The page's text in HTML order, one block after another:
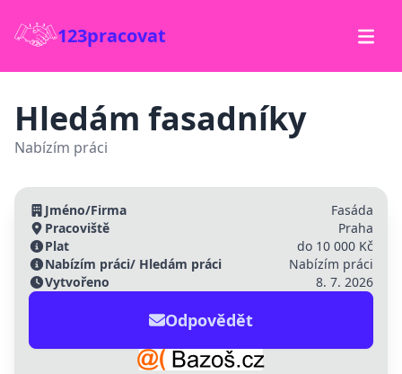
123pracovat
Hledám fasadníky
Nabízím práci
Jméno/Firma
Fasáda
Pracoviště
Praha
Plat
do 10 000 Kč
Nabízím práci/ Hledám práci
Nabízím práci
Vytvořeno
8. 7. 2026
Odpovědět